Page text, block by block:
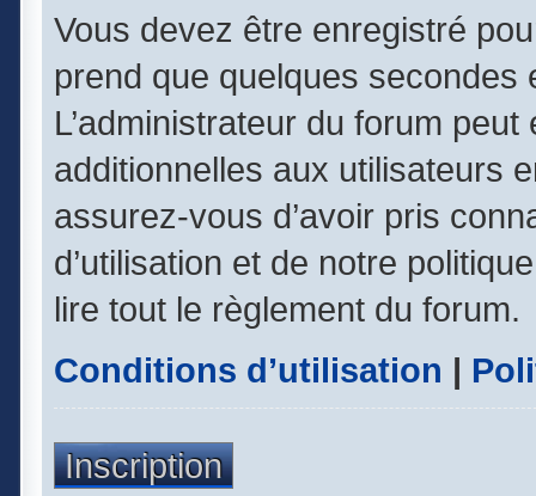
Vous devez être enregistré
prend que quelques
L’administrateur du forum
additionnelles aux utilisateurs
assurez-vous d’avoir pris
d’utilisation et de notre
lire tout le règlement du forum.
Conditions d’utilisation |
Inscription